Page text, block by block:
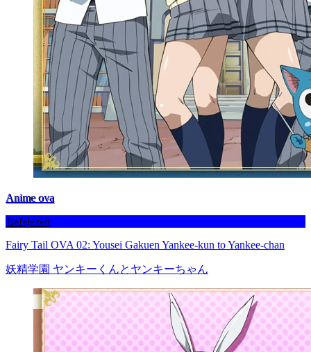
Anime ova
Befejezett
Fairy Tail OVA 02: Yousei Gakuen Yankee-kun to Yankee-chan
妖精学園 ヤンキーくんとヤンキーちゃん